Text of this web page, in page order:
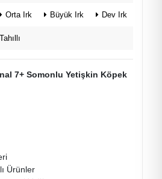
Orta Irk Büyük Irk Dev Irk
Tahıllı
7+ Somonlu Yetişkin Köpek
Ürünler